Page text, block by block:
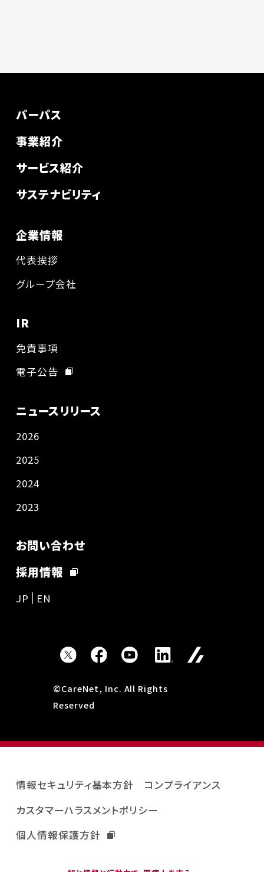
パーパス
事業紹介
サービス紹介
サステナビリティ
企業情報
代表挨拶
グループ会社
IR
免責事項
電子公告
ニュースリリース
2026
2025
2024
2023
お問い合わせ
採用情報
JP EN
©CareNet, Inc. All Rights
Reserved
情報セキュリティ基本方針
コンプライアンス
カスタマーハラスメントポリシー
個人情報保護方針